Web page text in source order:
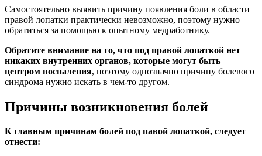
Самостоятельно выявить причину появления боли в области
правой лопатки практически невозможно, поэтому нужно
обратиться за помощью к опытному медработнику.
Обратите внимание на то, что под правой лопаткой нет
никаких внутренних органов, которые могут быть
центром воспаления, поэтому однозначно причину болевого
синдрома нужно искать в чем-то другом.
Причины возникновения болей
К главным причинам болей под павой лопаткой, следует
отнести: